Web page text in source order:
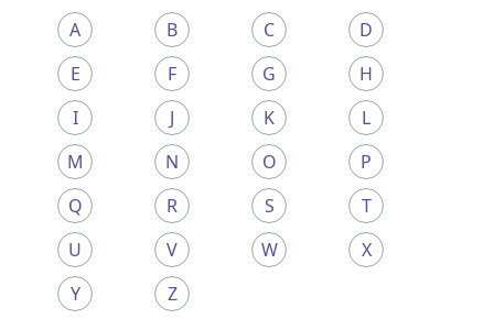
A
B C
D
E
F G
H
I
J K
L
M
N O
P
Q
R S
T
U
V W
X
Y
Z